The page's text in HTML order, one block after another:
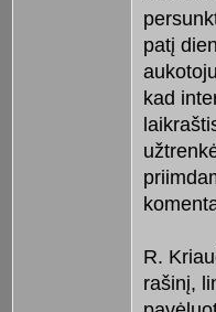
patį
kad
R.
rašinį,